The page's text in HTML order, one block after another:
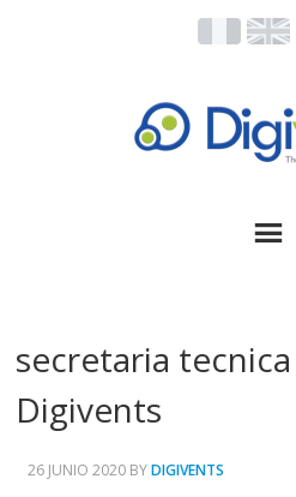
secretaria
Digivents
26 JUNIO 2020 BYDIGIVENTS